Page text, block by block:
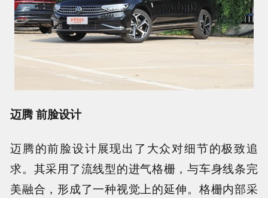
迈腾 前脸设计
迈腾的前脸设计展现出了大众对细节的极致追
求。其采用了流线型的进气格栅，与车身线条完
美融合，形成了一种视觉上的延伸。格栅内部采